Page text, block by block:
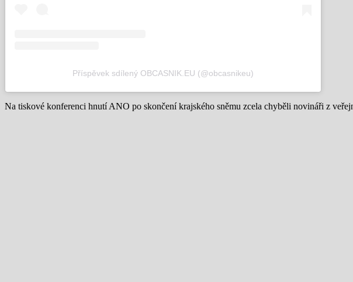
Příspěvek sdílený OBCASNIK.EU (@obcasnikeu)
Na tiskové konferenci hnutí ANO po skončení krajského sněmu zcela chyběli novináři z